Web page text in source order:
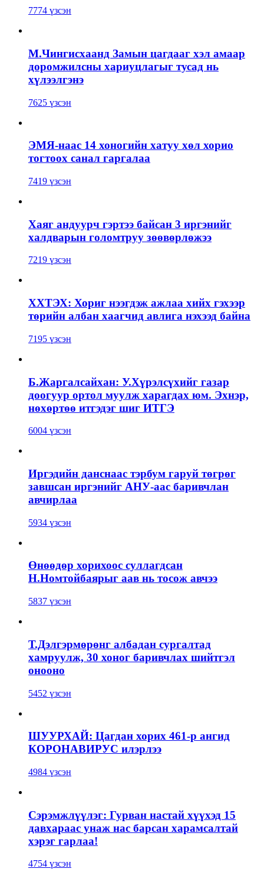
7774 үзсэн
М.Чингисхаанд Замын цагдааг хэл амаар
доромжилсны хариуцлагыг тусад нь
хүлээлгэнэ
7625 үзсэн
ЭМЯ-наас 14 хоногийн хатуу хөл хорио
тогтоох санал гаргалаа
7419 үзсэн
Хаяг андуурч гэртээ байсан 3 иргэнийг
халдварын голомтруу зөөвөрлөжээ
7219 үзсэн
ХХТЭХ: Хориг нээгдэж ажлаа хийх гэхээр
төрийн албан хаагчид авлига нэхээд байна
7195 үзсэн
Б.Жаргалсайхан: У.Хүрэлсүхийг газар
доогуур ортол муулж харагдах юм. Эхнэр,
нөхөртөө итгэдэг шиг ИТГЭ
6004 үзсэн
Иргэдийн данснаас тэрбум гаруй төгрөг
завшсан иргэнийг АНУ-аас баривчлан
авчирлаа
5934 үзсэн
Өнөөдөр хорихоос суллагдсан
Н.Номтойбаярыг аав нь тосож авчээ
5837 үзсэн
Т.Дэлгэрмөрөнг албадан сургалтад
хамруулж, 30 хоног баривчлах шийтгэл
онооно
5452 үзсэн
ШУУРХАЙ: Цагдан хорих 461-р ангид
КОРОНАВИРУС илэрлээ
4984 үзсэн
Сэрэмжлүүлэг: Гурван настай хүүхэд 15
давхараас унаж нас барсан харамсалтай
хэрэг гарлаа!
4754 үзсэн